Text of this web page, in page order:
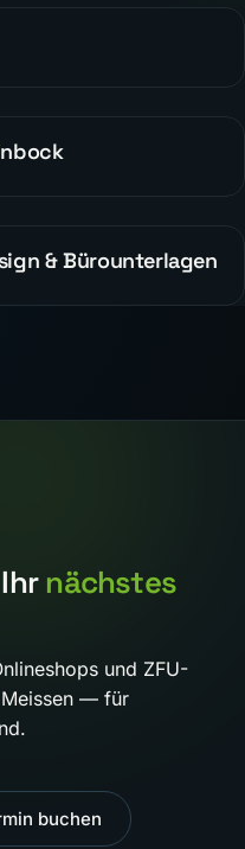
& Bürounterlagen
nächstes
und ZFU-
— für
buchen